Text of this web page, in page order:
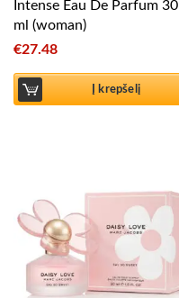
Intense Eau De Parfum 30
ml (woman)
€27.48
Į krepšelį